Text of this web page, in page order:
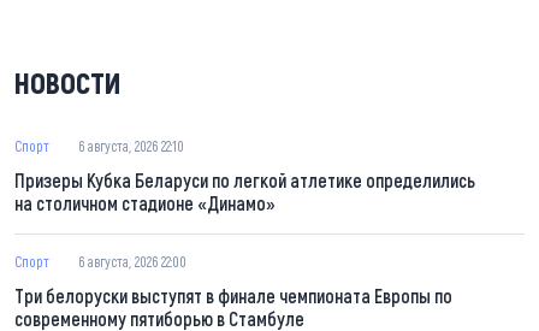
НОВОСТИ
Спорт 6 августа, 2026 22:10
Призеры Кубка Беларуси по легкой атлетике определились
на столичном стадионе «Динамо»
Спорт 6 августа, 2026 22:00
Три белоруски выступят в финале чемпионата Европы по
современному пятиборью в Стамбуле